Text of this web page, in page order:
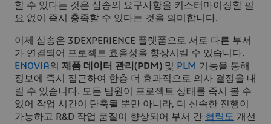
할 수 있다는 것은 삼송의 요구사항을 커스터마이징할 필
요 없이 즉시 충족할 수 있다는 것을 의미합니다.
이제 삼송은 3DEXPERIENCE 플랫폼으로 서로 다른 부서
가 연결되어 프로젝트 효율성을 향상시킬 수 있습니다.
ENOVIA의 제품 데이터 관리 (PDM) 및 PLM 기능을 통해
정보에 즉시 접근하여 한층 더 효과적으로 의사 결정을 내
릴 수 있습니다. 모든 팀원이 프로젝트 상태를 즉시 볼 수
있어 작업 시간이 단축될 뿐만 아니라, 더 신속한 진행이
가능하고 R&D 작업 품질이 향상되어 부서 간 협력도 개선